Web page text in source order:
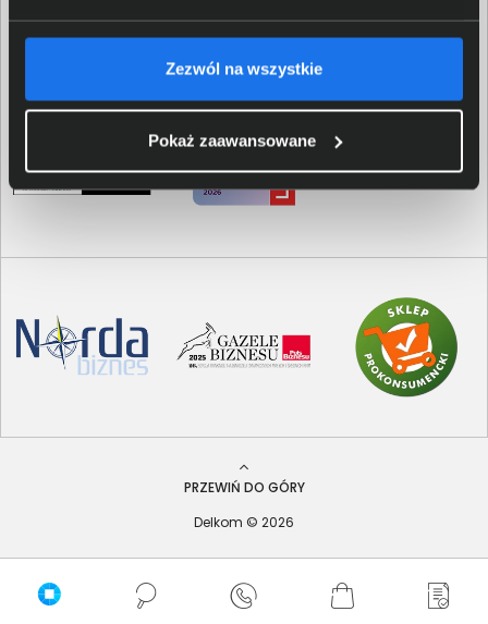
Zezwól na wszystkie
Pokaż zaawansowane
PRZEWIŃ DO GÓRY
Delkom © 2026